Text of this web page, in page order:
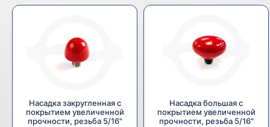
Насадка закругленная с
покрытием увеличенной
прочности, резьба 5/16"
Насадка большая с
покрытием увеличенной
прочности, резьба 5/16"